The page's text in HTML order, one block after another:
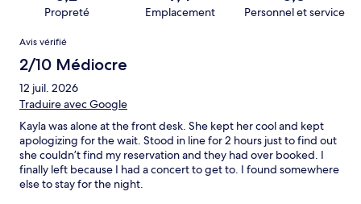
Propreté Emplacement Personnel et service
Avis
Avis vérifié
2/10 Médiocre
12 juil. 2026
Traduire avec Google
Kayla was alone at the front desk. She kept her cool and kept
apologizing for the wait. Stood in line for 2 hours just to find out
she couldn’t find my reservation and they had over booked. I
finally left because I had a concert to get to. I found somewhere
else to stay for the night.